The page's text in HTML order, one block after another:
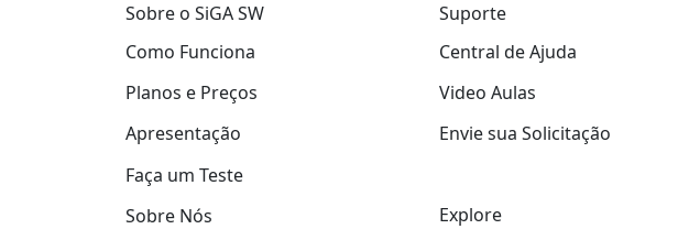
Sobre o SiGA SW
Como Funciona
Planos e Preços
Apresentação
Faça um Teste
Sobre Nós
Suporte
Central de Ajuda
Video Aulas
Envie sua Solicitação
Explore